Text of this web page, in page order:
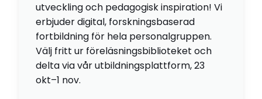
utveckling och pedagogisk inspiration! Vi
erbjuder digital, forskningsbaserad
fortbildning för hela personalgruppen.
Välj fritt ur föreläsningsbiblioteket och
delta via vår utbildningsplattform, 23
okt–1 nov.